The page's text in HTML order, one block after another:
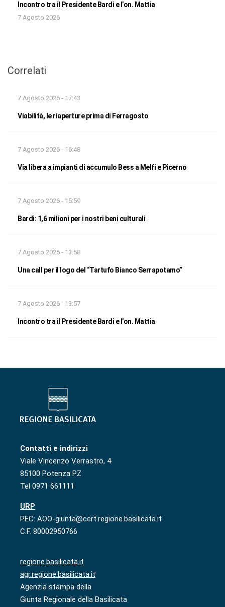
Incontro tra il Presidente Bardi e l’on. Mattia
7 Agosto 2026
Correlati
7 Agosto 2026 - 17:43
Viabilità, le riaperture prima di Ferragosto
7 Agosto 2026 - 16:48
Via libera a impianti di accumulo Bess a Melfi e Picerno
7 Agosto 2026 - 15:59
Bardi: 1,6 milioni per i nostri beni culturali
7 Agosto 2026 - 13:58
Una call per il logo del “Tartufo Bianco Serrapotamo”
7 Agosto 2026 - 13:57
Incontro tra il Presidente Bardi e l’on. Mattia
Contatti e indirizzi
Viale Vincenzo Verrastro, 4
85100 Potenza PZ
Tel 0971 661111
URP
PEC: AOO-giunta@cert.regione.basilicata.it
C.F. 80002950766
regione.basilicata.it
agr.regione.basilicata.it
Agenzia stampa della
Giunta Regionale della Basilicata